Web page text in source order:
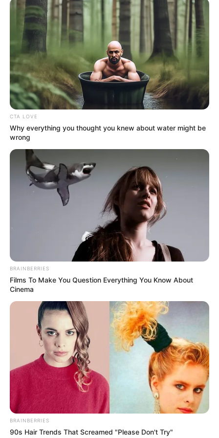
mérföldkő volt, hanem egy újabb fontos állomás
édesapja emlékének őrzésében.
View this post on Instagram
A post shared by Megasztár (@megasztartv2)
CTA LOVE
Why everything you thought you knew about water might be
wrong
BRAINBERRIES
Films To Make You Question Everything You Know About
Cinema
BRAINBERRIES
90s Hair Trends That Screamed "Please Don't Try"